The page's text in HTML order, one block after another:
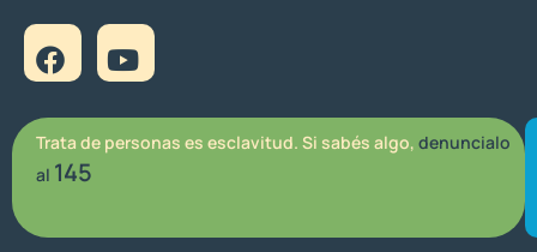
Trata de personas es esclavitud. Si sabés algo, denuncialo
al 145